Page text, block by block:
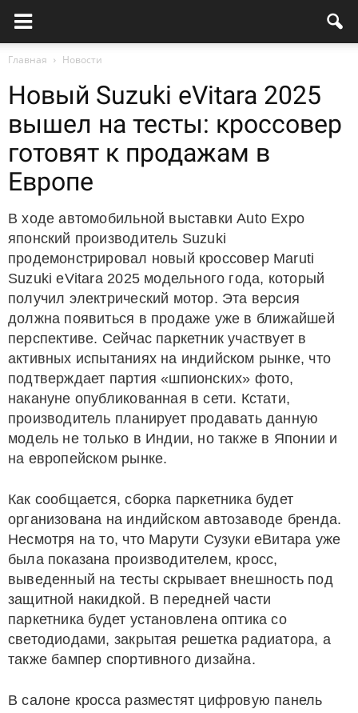
Главная Новости
Новый Suzuki eVitara 2025
вышел на тесты: кроссовер
готовят к продажам в
Европе
В ходе автомобильной выставки Auto Expo
японский производитель Suzuki
продемонстрировал новый кроссовер Maruti
Suzuki eVitara 2025 модельного года, который
получил электрический мотор. Эта версия
должна появиться в продаже уже в ближайшей
перспективе. Сейчас паркетник участвует в
активных испытаниях на индийском рынке, что
подтверждает партия «шпионских» фото,
накануне опубликованная в сети. Кстати,
производитель планирует продавать данную
модель не только в Индии, но также в Японии и
на европейском рынке.
Как сообщается, сборка паркетника будет
организована на индийском автозаводе бренда.
Несмотря на то, что Марути Сузуки еВитара уже
была показана производителем, кросс,
выведенный на тесты скрывает внешность под
защитной накидкой. В передней части
паркетника будет установлена оптика со
светодиодами, закрытая решетка радиатора, а
также бампер спортивного дизайна.
В салоне кросса разместят цифровую панель